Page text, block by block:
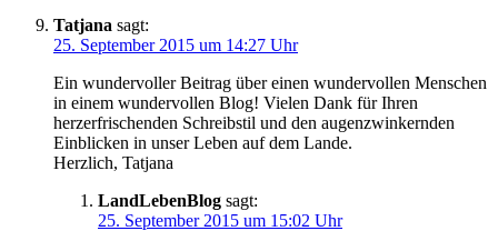
Tatjana sagt:
25. September 2015 um 14:27 Uhr
Ein wundervoller Beitrag über einen wundervollen Menschen
in einem wundervollen Blog! Vielen Dank für Ihren
herzerfrischenden Schreibstil und den augenzwinkernden
Einblicken in unser Leben auf dem Lande.
Herzlich, Tatjana
LandLebenBlog sagt:
25. September 2015 um 15:02 Uhr